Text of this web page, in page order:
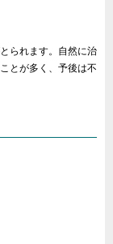
られます。自然に治
とが多く、予後は不